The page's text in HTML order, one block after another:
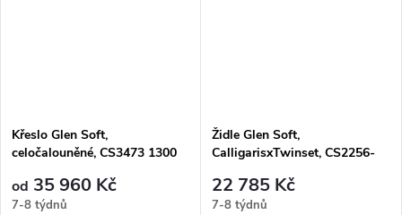
Křeslo Glen Soft,
celočalouněné, CS3473 1300
od 35 960 Kč
7-8 týdnů
Židle Glen Soft,
CalligarisxTwinset, CS2256-
22 785 Kč
7-8 týdnů